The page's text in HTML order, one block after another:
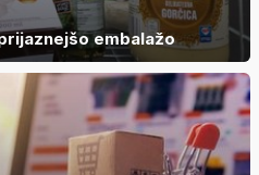
embalažo